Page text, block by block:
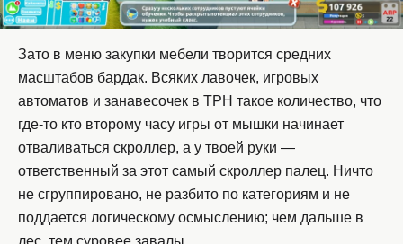
Зато в меню закупки мебели творится средних
масштабов бардак. Всяких лавочек, игровых
автоматов и занавесочек в TPH такое количество, что
где-то кто второму часу игры от мышки начинает
отваливаться скроллер, а у твоей руки —
ответственный за этот самый скроллер палец. Ничто
не сгруппировано, не разбито по категориям и не
поддается логическому осмыслению; чем дальше в
лес, тем суровее завалы.